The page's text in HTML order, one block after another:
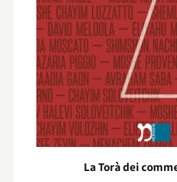
La Torà dei